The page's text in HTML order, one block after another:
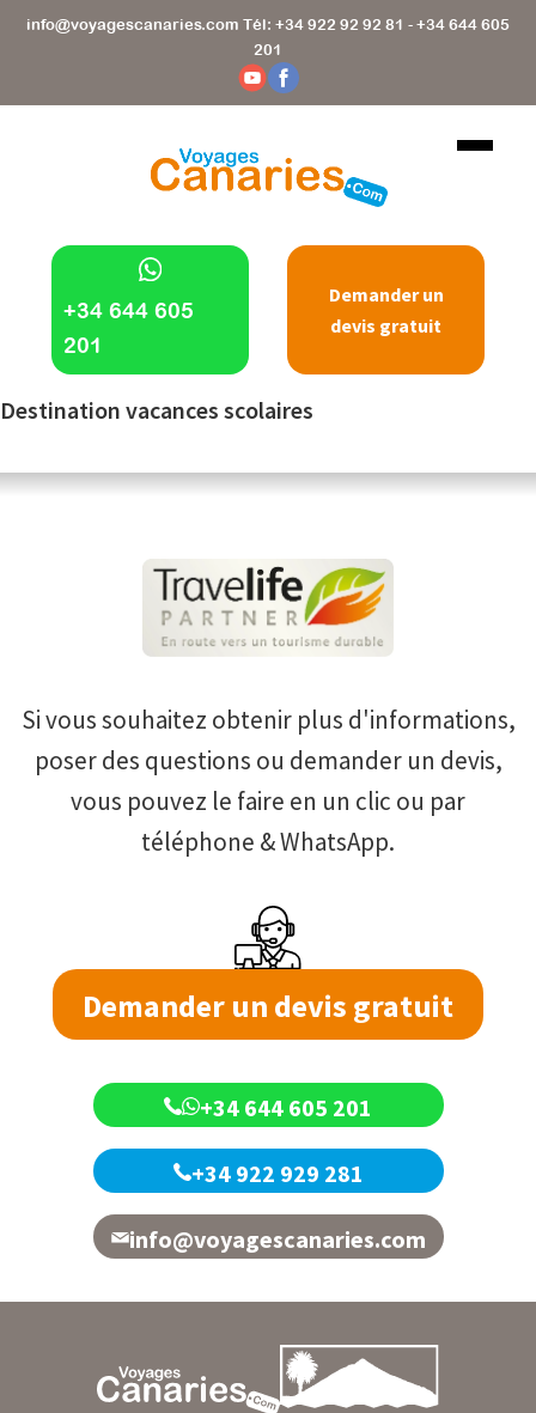
Skipinfo@voyagescanaries.com Tél: +34 922 92 92 81 - +34 644 605
201
+34 644 605
201
Demander un
devis gratuit
Destination vacances scolaires
Si vous souhaitez obtenir plus d'informations,
poser des questions ou demander un devis,
vous pouvez le faire en un clic ou par
téléphone & WhatsApp.
Demander un devis gratuit
+34 644 605 201
+34 922 929 281
info@voyagescanaries.com